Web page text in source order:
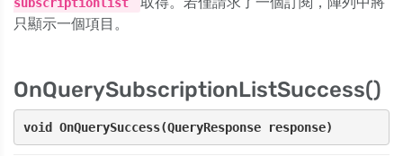
只顯示一個項目。
OnQuerySubscriptionListSuccess()
void OnQuerySuccess(QueryResponse response)